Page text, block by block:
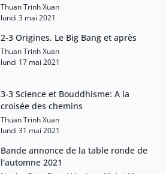
Thuan Trinh Xuan
lundi 3 mai 2021
2-3 Origines. Le Big Bang et après
Thuan Trinh Xuan
lundi 17 mai 2021
3-3 Science et Bouddhisme: A la
croisée des chemins
Thuan Trinh Xuan
lundi 31 mai 2021
Bande annonce de la table ronde de
l'automne 2021